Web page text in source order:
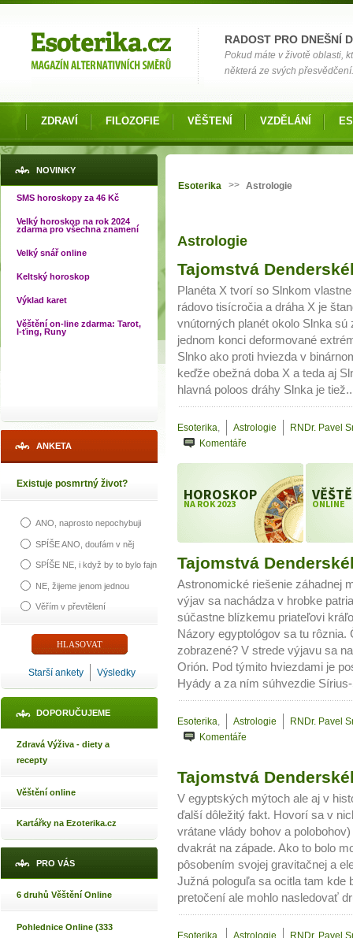
RADOST PRO DNEŠNÍ
Pokud máte v životě oblasti,
některá ze svých přesvědčení.
ZDRAVÍ FILOZOFIE VĚŠTENÍ VZDĚLÁNÍ
NOVINKY
SMS horoskopy za 46 Kč
Velký horoskop na rok 2024
zdarma pro všechna znamení
Velký snář online
Keltský horoskop
Výklad karet
Věštění on-line zdarma: Tarot,
I-ťing, Runy
ANKETA
Existuje posmrtný život?
ANO, naprosto nepochybuji
SPÍŠE ANO, doufám v něj
SPÍŠE NE, i když by to bylo fajn
NE, žijeme jenom jednou
Věřím v převtělení
Starší ankety Výsledky
DOPORUČUJEME
Zdravá Výživa - diety a
recepty
Věštění online
Kartářky na Ezoterika.cz
PRO VÁS
6 druhů Věštění Online
Pohlednice Online (333
Esoterika >> Astrologie
Astrologie
Tajomstvá
Planéta X tvorí so Slnkom
rádovo tisícročia a dráha X je
vnútorných planét okolo Slnka
jednom konci deformované
Slnko ako proti hviezda v
keďže obežná doba X a teda aj
hlavná poloos dráhy Slnka je
Esoterika, Astrologie
RNDr. Pavel
Komentáře
HOROSKOP
NA ROK 2023 ONLINE
Tajomstvá
Astronomické riešenie záhadnej
výjav sa nachádza v hrobke
súčastne blízkemu priateľovi
Názory egyptológov sa tu rôznia.
zobrazené? V strede výjavu sa
Orión. Pod týmito hviezdami je
Hyády a za ním súhvezdie
Esoterika, Astrologie
RNDr. Pavel
Komentáře
Tajomstvá
V egyptských mýtoch ale aj v
ďalší dôležitý fakt. Hovorí sa v
vrátane vlády bohov a
dvakrát na západe. Ako to bolo
pôsobením svojej gravitačnej a
Južná pologuľa sa ocitla tam kde
pretočení ale mohlo nasledovať
Esoterika, Astrologie
RNDr. Pavel